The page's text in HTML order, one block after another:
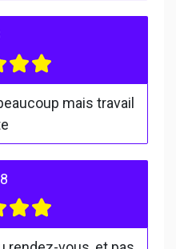
mais travail